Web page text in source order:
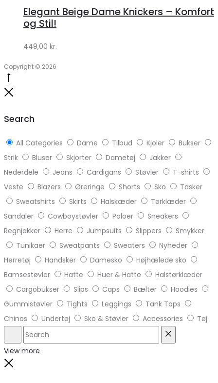
Klædeskabet.dk
Elegant Beige Dame Knickers – Komfort
og Stil!
449,00 kr.
Copyright © 2026
Search
All Categories Dame Tilbud Kjoler
Bukser
Strik
Bluser Skjorter Dametøj
Jakker
Nederdele
Jeans Cardigans Støvler
T-shirts
Veste
Blazers Øreringe Shorts Sko
Tasker
Sweatshirts
Skirts Halskæder
Tørklæder
Sandaler
Cowboystøvler Poloer
Sneakers
Regnjakker
Herre Jumpsuits Slippers
Smykker
Tunikaer
Sweatpants Sweaters
Nyheder
Herretøj
Handsker Damesko
Højhælede sko
Bamsestøvler
Hatte Huer & Hatte
Halstørklæder
Cargobukser
Slips Caps Bælter
Hoodies
Gummistøvler
Tights Leggings
Tank Tops
Chinos
Undertøj Sko & Støvler Accessories Tøj
Search
View more